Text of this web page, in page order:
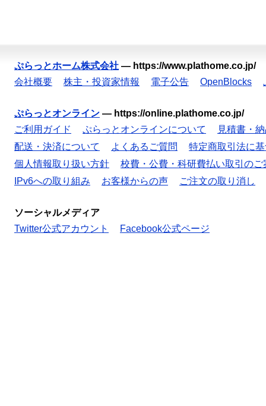
ぷらっとホーム株式会社 — https://www.plathome.co.jp/
会社概要
株主・投資家情報 電子公告 OpenBlocks
ぷらっとオンライン — https://online.plathome.co.jp/
ご利用ガイド
ぷらっとオンラインについて
見積書・
配送・決済について
よくあるご質問
特定商取引法に
個人情報取り扱い方針
校費・公費・科研費払い取引のご
IPv6への取り組み
お客様からの声 ご注文の取り消し
ソーシャルメディア
Twitter公式アカウント
Facebook公式ページ